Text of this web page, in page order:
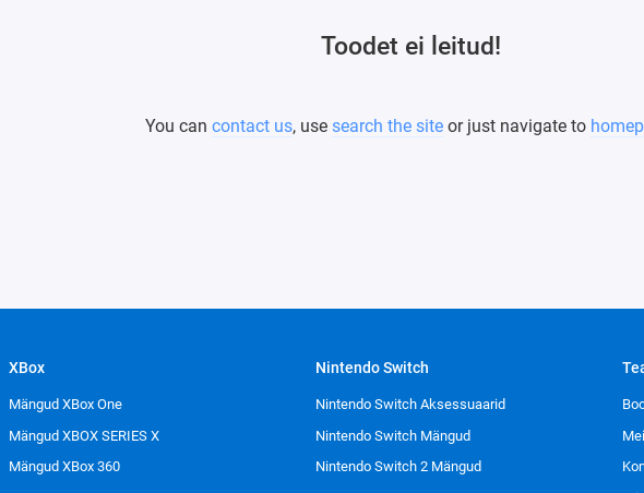
Toodet ei leitud!
You can contact us, use search the siteor just navigate to
XBox
Mängud XBox One
Mängud XBOX SERIES X
Mängud XBox 360
Nintendo Switch
Nintendo Switch Aksessuaarid
Nintendo Switch Mängud
Nintendo Switch 2 Mängud